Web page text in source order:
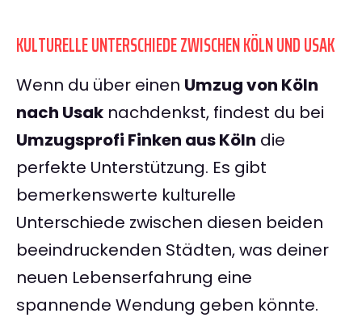
KULTURELLE UNTERSCHIEDE ZWISCHEN KÖLN UND USAK
Wenn du über einen Umzug von Köln
nach Usak nachdenkst, findest du bei
Umzugsprofi Finken aus Köln die
perfekte Unterstützung. Es gibt
bemerkenswerte kulturelle
Unterschiede zwischen diesen beiden
beeindruckenden Städten, was deiner
neuen Lebenserfahrung eine
spannende Wendung geben könnte.